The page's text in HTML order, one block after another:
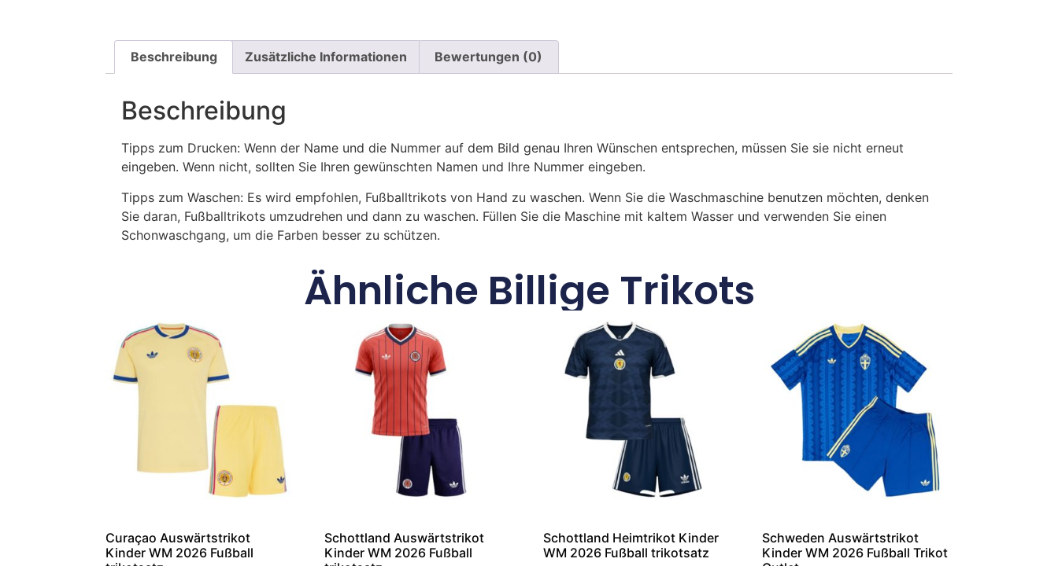
Beschreibung Zusätzliche Informationen Bewertungen (0)
Beschreibung
Tipps zum Drucken: Wenn der Name und die Nummer auf dem Bild genau Ihren Wünschen entsprechen, müssen Sie sie nicht erneut
eingeben. Wenn nicht, sollten Sie Ihren gewünschten Namen und Ihre Nummer eingeben.
Tipps zum Waschen: Es wird empfohlen, Fußballtrikots von Hand zu waschen. Wenn Sie die Waschmaschine benutzen möchten, denken
Sie daran, Fußballtrikots umzudrehen und dann zu waschen. Füllen Sie die Maschine mit kaltem Wasser und verwenden Sie einen
Schonwaschgang, um die Farben besser zu schützen.
Ähnliche Billige Trikots
Curaçao Auswärtstrikot
Kinder WM 2026 Fußball
Schottland Auswärtstrikot
Kinder WM 2026 Fußball
Schottland Heimtrikot Kinder
WM 2026 Fußball trikotsatz
Schweden Auswärtstrikot
Kinder WM 2026 Fußball Trikot